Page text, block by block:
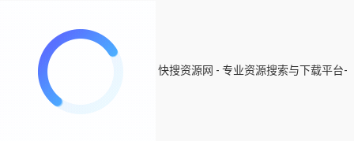
快搜资源网 - 专业资源搜索与下载平台-